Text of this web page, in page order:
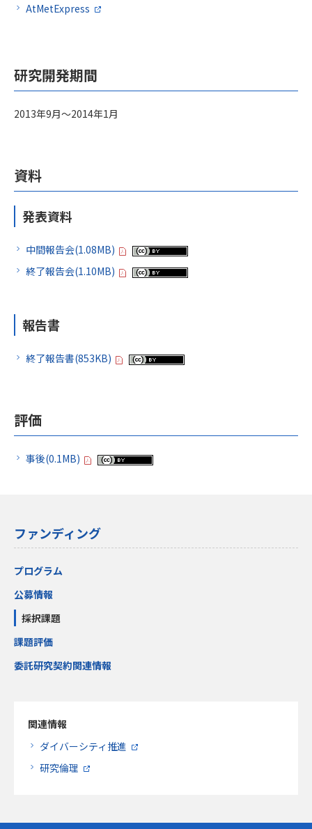
AtMetExpress
研究開発期間
2013年9月～2014年1月
資料
発表資料
中間報告会(1.08MB)
終了報告会(1.10MB)
報告書
終了報告書(853KB)
評価
事後(0.1MB)
ファンディング
プログラム
公募情報
採択課題
課題評価
委託研究契約関連情報
関連情報
ダイバーシティ推進
研究倫理